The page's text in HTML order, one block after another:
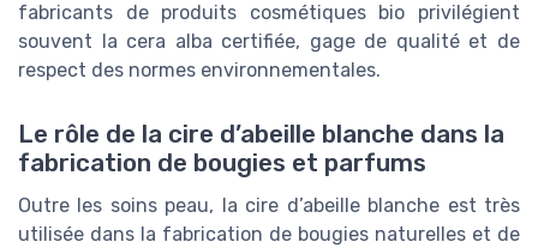
fabricants de produits cosmétiques bio privilégient
souvent la cera alba certifiée, gage de qualité et de
respect des normes environnementales.
Le rôle de la cire d’abeille blanche dans la
fabrication de bougies et parfums
Outre les soins peau, la cire d’abeille blanche est très
utilisée dans la fabrication de bougies naturelles et de